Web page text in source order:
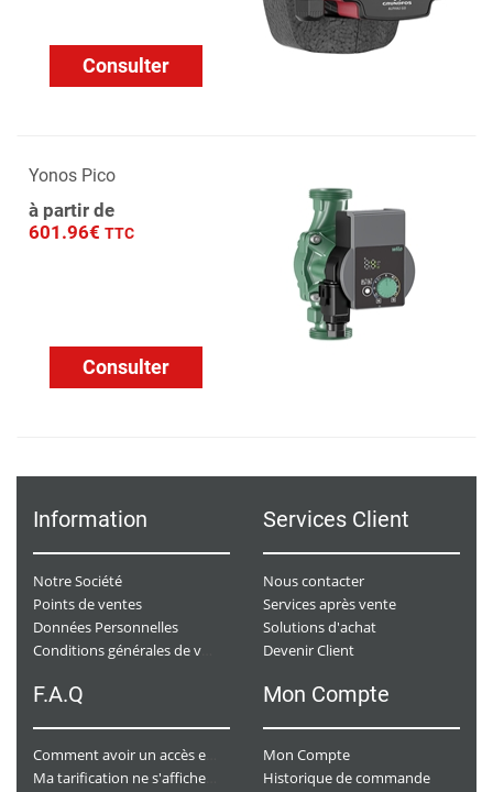
Consulter
Yonos Pico
à partir de
601.96€ TTC
Consulter
Information
Notre Société
Points de ventes
Données Personnelles
Services Client
Nous contacter
Services après vente
Solutions d'achat
Devenir Client
F.A.Q Mon Compte
Mon Compte
Historique de commande